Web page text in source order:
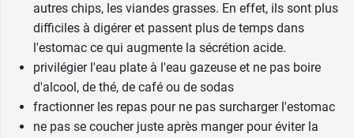
Conditionnement: boîte de 26 sachets de 20 g
Pour rétablir l'équilibre acido-basique de votre
organisme, nous vous recommandons le
complément alimentaire Biocyte pH Basic
autres chips, les viandes grasses. En effet, ils sont plus
difficiles à digérer et passent plus de temps dans
l'estomac ce qui augmente la sécrétion acide.
privilégier l'eau plate à l'eau gazeuse et ne pas boire
d'alcool, de thé, de café ou de sodas
fractionner les repas pour ne pas surcharger l'estomac
ne pas se coucher juste après manger pour éviter la